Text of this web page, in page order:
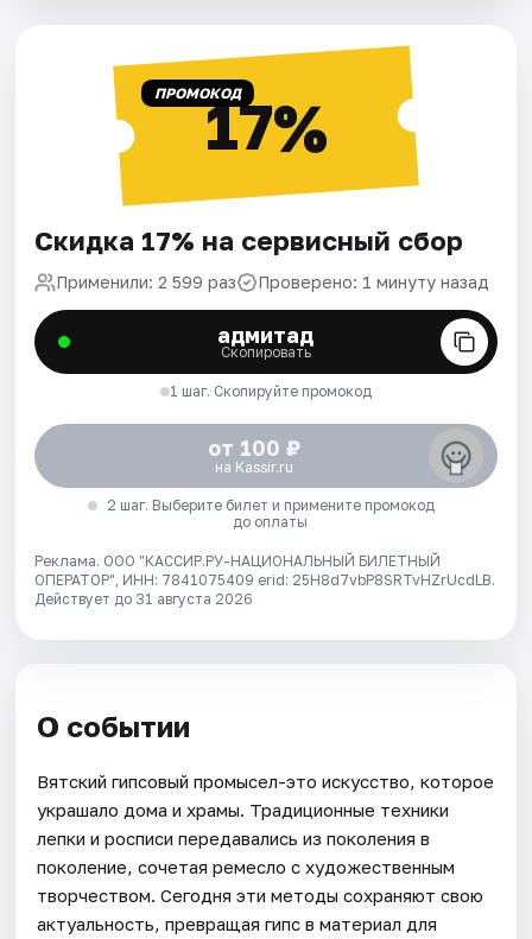
ПРОМОКОД17%
Скидка 17% на сервисный сбор
Применили: 2 599 раз Проверено: 1 минуту назад
адмитад
Скопировать
1 шаг. Скопируйте промокод
от 100 ₽
на Kassir.ru
2 шаг. Выберите билет и примените промокод
до оплаты
Реклама. ООО "КАССИР.РУ-НАЦИОНАЛЬНЫЙ БИЛЕТНЫЙ
ОПЕРАТОР", ИНН: 7841075409 erid: 25H8d7vbP8SRTvHZrUcdLB.
Действует до 31 августа 2026
О событии
Вятский гипсовый промысел-это искусство, которое
украшало дома и храмы. Традиционные техники
лепки и росписи передавались из поколения в
поколение, сочетая ремесло с художественным
творчеством. Сегодня эти методы сохраняют свою
актуальность, превращая гипс в материал для